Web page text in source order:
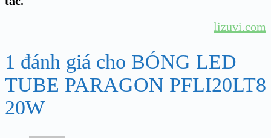
lizuvi.com
1 đánh giá cho BÓNG LED
TUBE PARAGON PFLI20LT8
20W